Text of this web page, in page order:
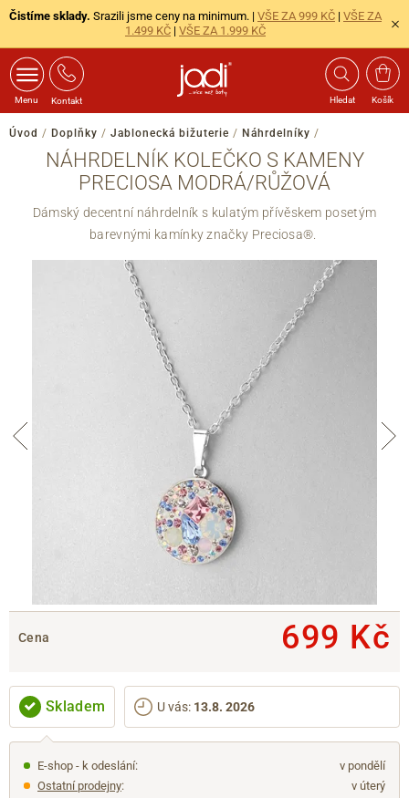
Čistíme sklady. Srazili jsme ceny na minimum. | VŠE ZA 999 KČ | VŠE ZA
1.499 KČ | VŠE ZA 1.999 KČ
Menu Kontakt Hledat Košík
Úvod / Doplňky / Jablonecká bižuterie / Náhrdelníky /
NÁHRDELNÍK KOLEČKO S KAMENY
PRECIOSA MODRÁ/RŮŽOVÁ
Dámský decentní náhrdelník s kulatým přívěskem posetým
barevnými kamínky značky Preciosa®.
Cena 699 Kč
Skladem U vás: 13.8. 2026
E-shop - k odeslání:
v pondělí
Ostatní prodejny: v úterý